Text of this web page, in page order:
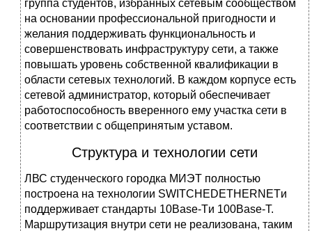
группа студентов, избранных сетевым сообществом
на основании профессиональной пригодности и
желания поддерживать функциональность и
совершенствовать инфраструктуру сети, а также
повышать уровень собственной квалификации в
области сетевых технологий. В каждом корпусе есть
сетевой администратор, который обеспечивает
работоспособность вверенного ему участка сети в
соответствии с общепринятым уставом.
Структура и технологии сети
ЛВС студенческого городка МИЭТ полностью
построена на технологии SWITCHEDETHERNETи
поддерживает стандарты 10Base-Tи 100Base-T.
Маршрутизация внутри сети не реализована, таким